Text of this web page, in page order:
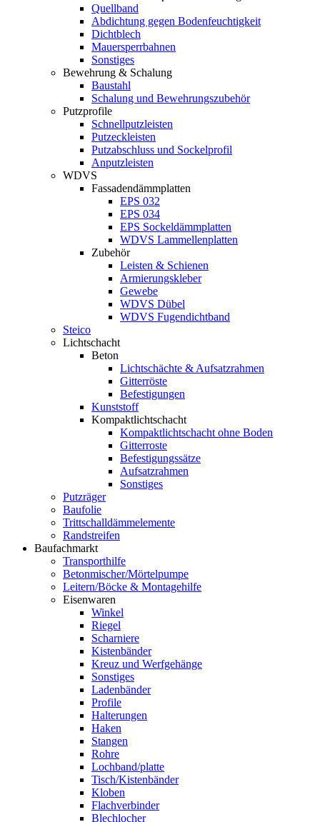
Quellband
Abdichtung gegen Bodenfeuchtigkeit
Dichtblech
Mauersperrbahnen
Sonstiges
Bewehrung & Schalung
Baustahl
Schalung und Bewehrungszubehör
Putzprofile
Schnellputzleisten
Putzeckleisten
Putzabschluss und Sockelprofil
Anputzleisten
WDVS
Fassadendämmplatten
EPS 032
EPS 034
EPS Sockeldämmplatten
WDVS Lammellenplatten
Zubehör
Leisten & Schienen
Armierungskleber
Gewebe
WDVS Dübel
WDVS Fugendichtband
Steico
Lichtschacht
Beton
Lichtschächte & Aufsatzrahmen
Gitterröste
Befestigungen
Kunststoff
Kompaktlichtschacht
Kompaktlichtschacht ohne Boden
Gitterroste
Befestigungssätze
Aufsatzrahmen
Sonstiges
Putzräger
Baufolie
Trittschalldämmelemente
Randstreifen
Baufachmarkt
Transporthilfe
Betonmischer/Mörtelpumpe
Leitern/Böcke & Montagehilfe
Eisenwaren
Winkel
Riegel
Scharniere
Kistenbänder
Kreuz und Werfgehänge
Sonstiges
Ladenbänder
Profile
Halterungen
Haken
Stangen
Rohre
Lochband/platte
Tisch/Kistenbänder
Kloben
Flachverbinder
Blechlocher